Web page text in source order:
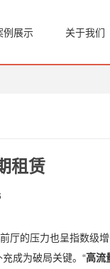
例展示 关于我们
租赁
厅的压力也呈指数级
成为破局关键。“高流